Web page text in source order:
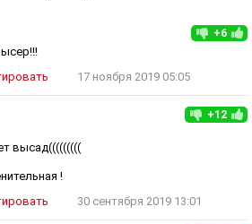
+6
17 ноября 2019 05:05
+12
высад(((((((((
!
30 сентября 2019 13:01